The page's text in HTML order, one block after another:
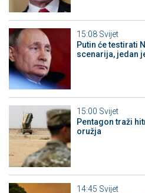
15:08 Svijet
Putin će testirati
scenarija, jedan
15:00 Svijet
Pentagon traži
oružja
14:45 Svijet